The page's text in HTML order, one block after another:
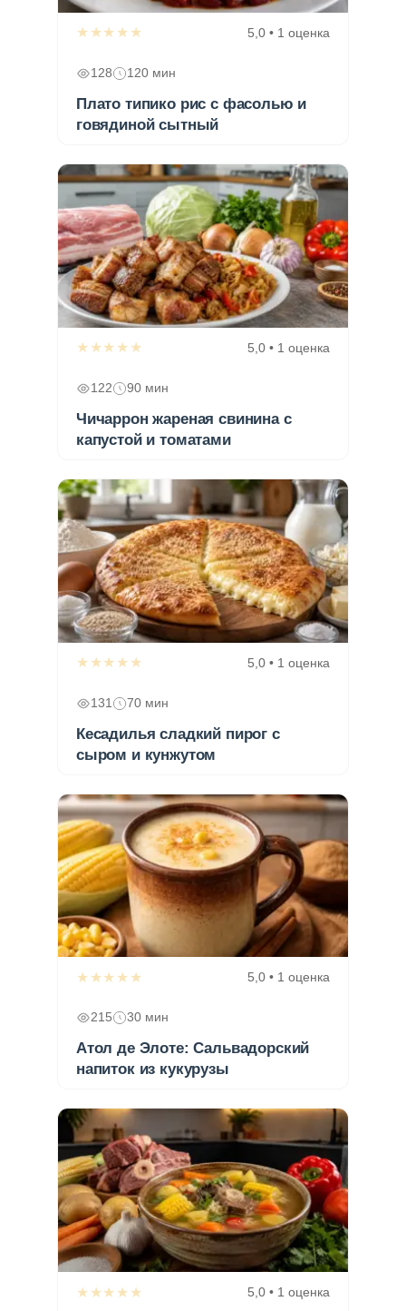
★★★★★ 5,0 • 1 оценка
128 120 мин
Плато типико рис с фасолью и
говядиной сытный
★★★★★ 5,0 • 1 оценка
122 90 мин
Чичаррон жареная свинина с
капустой и томатами
★★★★★ 5,0 • 1 оценка
131 70 мин
Кесадилья сладкий пирог с
сыром и кунжутом
★★★★★ 5,0 • 1 оценка
215 30 мин
Атол де Элоте: Сальвадорский
напиток из кукурузы
★★★★★ 5,0 • 1 оценка